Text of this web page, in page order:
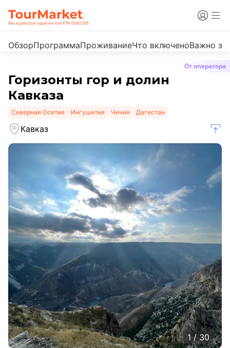
Мы в реестре турагентств РТА 0042265
ОбзорПрограммаПроживаниеЧто включеноВажно
От оператора
Горизонты гор и долин
Кавказа
Северная Осетия Ингушетия Чечня Дагестан
Кавказ
1 / 30